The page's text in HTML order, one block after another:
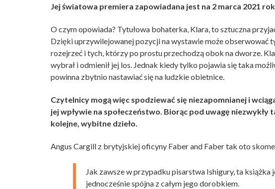
Jej światowa premiera zapowiadana jest na 2 marca 2021
O czym opowiada? Tytułowa bohaterka, Klara, to sztuczna
Dzięki uprzywilejowanej pozycji na wystawie może obserwować
rozejrzeć i tych, którzy po prostu przechodzą obok na dworze.
wybrał i odmienił jej los. Jednak kiedy tylko pojawia się taka
powinna zbytnio nastawiać się na ludzkie obietnice.
Czytelnicy mogą więc spodziewać się niezapomnianej i
jej wpływie na społeczeństwo. Biorąc pod uwagę
kolejne, wybitne dzieło.
Angus Cargill z brytyjskiej oficyny Faber and Faber tak oto
Jak zawsze w przypadku pisarstwa Ishigury, ta
jednocześnie spójna z całym jego dorobkiem.